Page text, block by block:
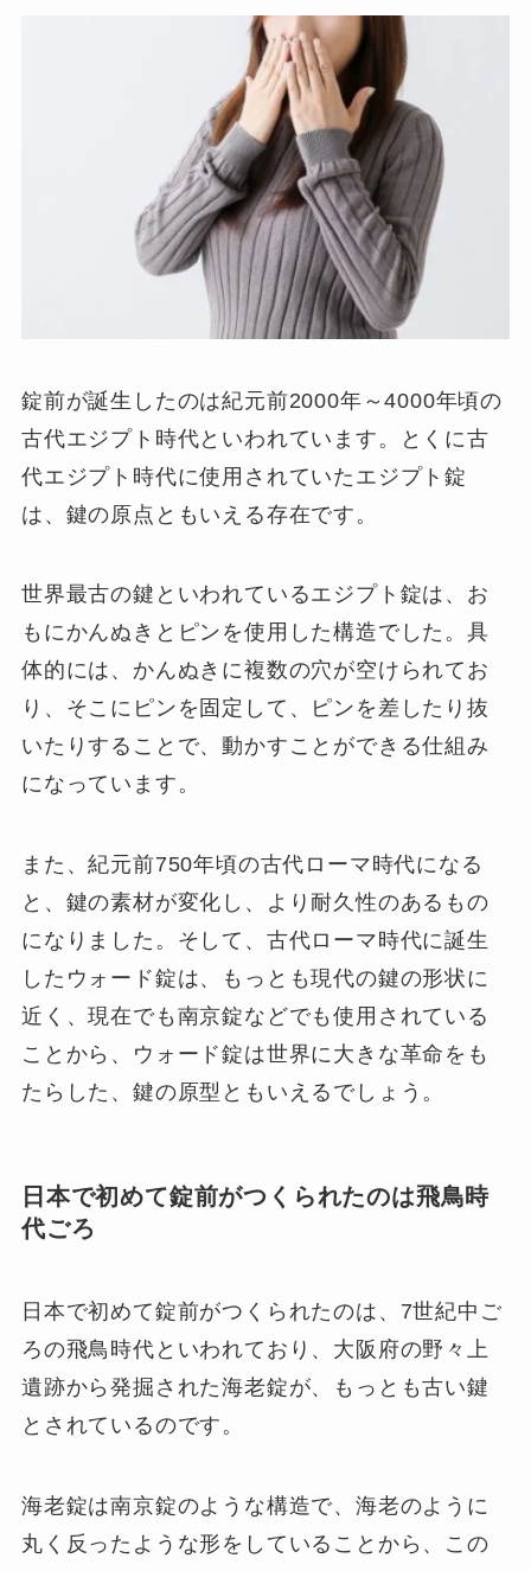
錠前が誕生したのは紀元前2000年～4000年頃の
古代エジプト時代といわれています。とくに古
代エジプト時代に使用されていたエジプト錠
は、鍵の原点ともいえる存在です。
世界最古の鍵といわれているエジプト錠は、お
もにかんぬきとピンを使用した構造でした。具
体的には、かんぬきに複数の穴が空けられてお
り、そこにピンを固定して、ピンを差したり抜
いたりすることで、動かすことができる仕組み
になっています。
また、紀元前750年頃の古代ローマ時代になる
と、鍵の素材が変化し、より耐久性のあるもの
になりました。そして、古代ローマ時代に誕生
したウォード錠は、もっとも現代の鍵の形状に
近く、現在でも南京錠などでも使用されている
ことから、ウォード錠は世界に大きな革命をも
たらした、鍵の原型ともいえるでしょう。
日本で初めて錠前がつくられたのは飛鳥時
代ごろ
日本で初めて錠前がつくられたのは、7世紀中ご
ろの飛鳥時代といわれており、大阪府の野々上
遺跡から発掘された海老錠が、もっとも古い鍵
とされているのです。
海老錠は南京錠のような構造で、海老のように
丸く反ったような形をしていることから、この